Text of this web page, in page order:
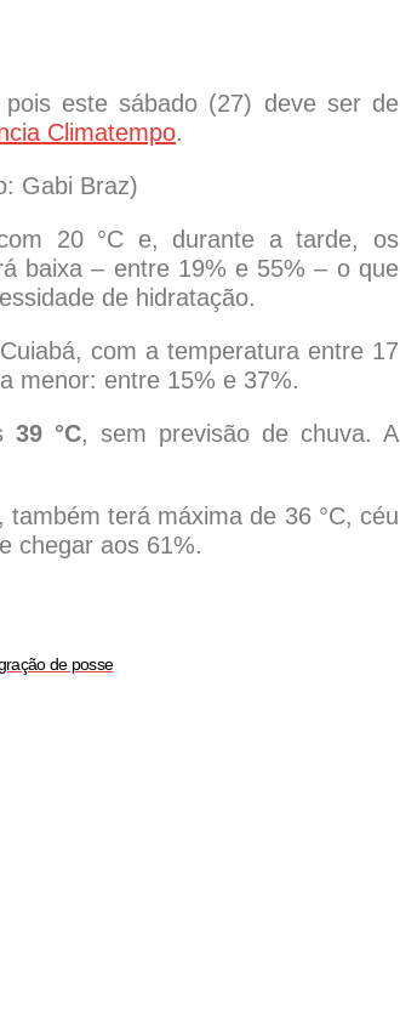
este sábado (27) deve ser de
Climatempo.
Gabi Braz)
20 °C e, durante a tarde, os
baixa – entre 19% e 55% – o que
de hidratação.
com a temperatura entre 17
menor: entre 15% e 37%.
39 °C, sem previsão de chuva. A
também terá máxima de 36 °C, céu
chegar aos 61%.
de posse